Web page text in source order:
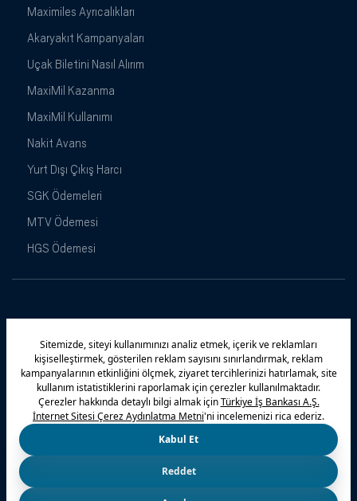
Maximiles Ayrıcalıkları
Akaryakıt Kampanyaları
Uçak Biletini Nasıl Alırım
MaxiMil Kazanma
MaxiMil Kullanımı
Nakit Avans
Yurt Dışı Çıkış Harcı
SGK Ödemeleri
MTV Ödemesi
HGS Ödemesi
© 2026 Türkiye İş Bankası A.Ş.
Maximiles Kampanyalar Yasal Uyarı Güvenlik
Gizlilik Politikamız Bilgi Toplumu Hizmetleri
Çerez Politikası Kişisel Verilerin Korunması